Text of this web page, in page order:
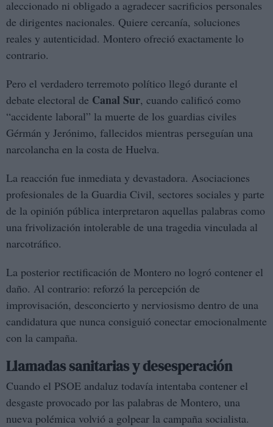
aleccionado ni obligado a agradecer sacrificios personales
de dirigentes nacionales. Quiere cercanía, soluciones
reales y autenticidad. Montero ofreció exactamente lo
contrario.
Pero el verdadero terremoto político llegó durante el
debate electoral de Canal Sur, cuando calificó como
“accidente laboral” la muerte de los guardias civiles
Gérmán y Jerónimo, fallecidos mientras perseguían una
narcolancha en la costa de Huelva.
La reacción fue inmediata y devastadora. Asociaciones
profesionales de la Guardia Civil, sectores sociales y parte
de la opinión pública interpretaron aquellas palabras como
una frivolización intolerable de una tragedia vinculada al
narcotráfico.
La posterior rectificación de Montero no logró contener el
daño. Al contrario: reforzó la percepción de
improvisación, desconcierto y nerviosismo dentro de una
candidatura que nunca consiguió conectar emocionalmente
con la campaña.
Llamadas sanitarias y desesperación
Cuando el PSOE andaluz todavía intentaba contener el
desgaste provocado por las palabras de Montero, una
nueva polémica volvió a golpear la campaña socialista.